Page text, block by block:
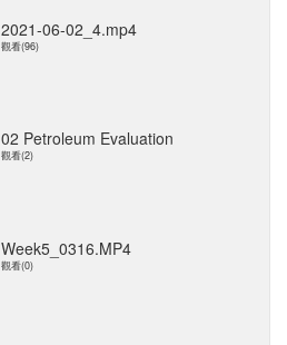
2021-06-02_4.mp4
觀看(96)
02 Petroleum Evaluation
觀看(2)
Week5_0316.MP4
觀看(0)